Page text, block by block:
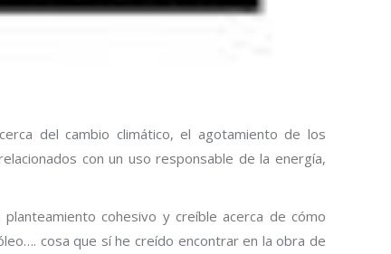
del cambio climático, el agotamiento de los
con un uso responsable de la energía,
cohesivo y creíble acerca de cómo
cosa que sí he creído encontrar en la obra de